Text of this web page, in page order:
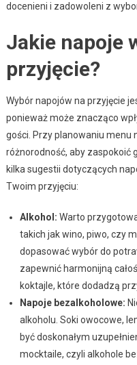
docenieni i zadowoleni z
Jakie napoje
przyjęcie?
Wybór napojów na przyjęcie
ponieważ może znacząco
gości. Przy planowaniu menu
różnorodność, aby zaspokoić
kilka sugestii dotyczących
Twoim przyjęciu:
Alkohol: Warto
takich jak wino, piwo, czy
dopasować wybór do
zapewnić harmonijną
koktajle, które dodadzą
Napoje bezalkoholowe:
alkoholu. Soki owocowe,
być doskonałym
mocktaile, czyli alkohole